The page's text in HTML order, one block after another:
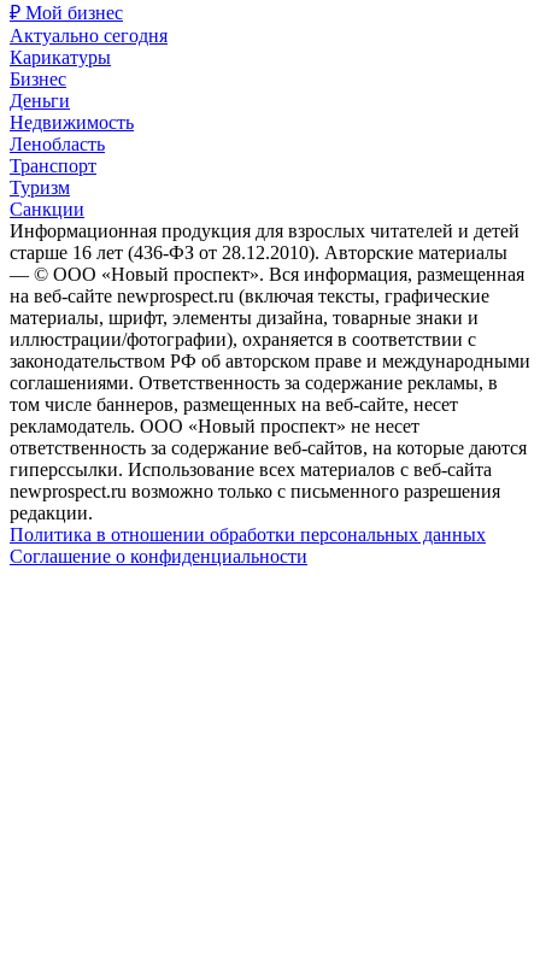
₽ Мой бизнес
Актуально сегодня
Карикатуры
Бизнес
Деньги
Недвижимость
Ленобласть
Транспорт
Туризм
Санкции
Информационная продукция для взрослых читателей и детей
старше 16 лет (436-ФЗ от 28.12.2010). Авторские материалы
— © ООО «Новый проспект». Вся информация, размещенная
на веб-сайте newprospect.ru (включая тексты, графические
материалы, шрифт, элементы дизайна, товарные знаки и
иллюстрации/фотографии), охраняется в соответствии с
законодательством РФ об авторском праве и международными
соглашениями. Ответственность за содержание рекламы, в
том числе баннеров, размещенных на веб-сайте, несет
рекламодатель. ООО «Новый проспект» не несет
ответственность за содержание веб-сайтов, на которые даются
гиперссылки. Использование всех материалов с веб-сайта
newprospect.ru возможно только с письменного разрешения
редакции.
Политика в отношении обработки персональных данных
Соглашение о конфиденциальности